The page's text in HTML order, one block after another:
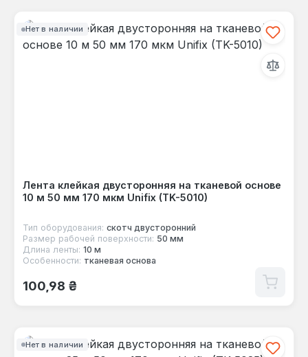
Нет в наличии
Лента клейкая двусторонняя на тканевой основе
10 м 50 мм 170 мкм Unifix (TK-5010)
Тип оборудования: скотч двусторонний
Размер рабочей поверхности: 50 мм
Длина ленты: 10 м
Особенности: тканевая основа
Обычная цена:
100,98 ₴
Нет в наличии